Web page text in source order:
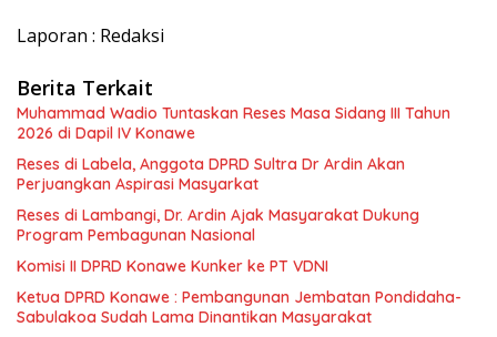
Laporan : Redaksi
Berita Terkait
Muhammad Wadio Tuntaskan Reses Masa Sidang III Tahun
2026 di Dapil IV Konawe
Reses di Labela, Anggota DPRD Sultra Dr Ardin Akan
Perjuangkan Aspirasi Masyarkat
Reses di Lambangi, Dr. Ardin Ajak Masyarakat Dukung
Program Pembagunan Nasional
Komisi II DPRD Konawe Kunker ke PT VDNI
Ketua DPRD Konawe : Pembangunan Jembatan Pondidaha-
Sabulakoa Sudah Lama Dinantikan Masyarakat